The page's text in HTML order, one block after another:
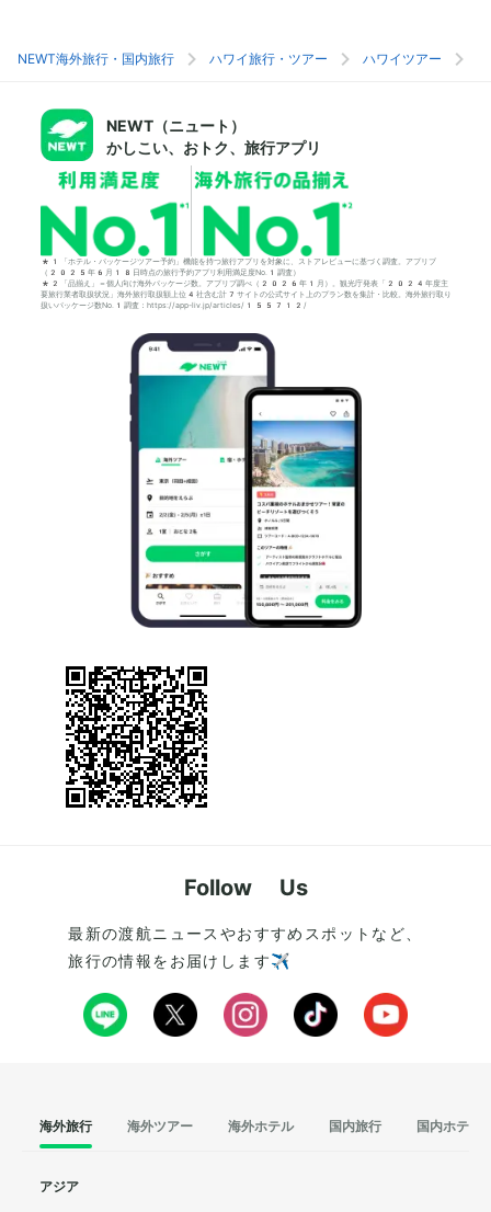
NEWT海外旅行・国内旅行 ハワイ旅行・ツアー ハワイツアー
NEWT（ニュート）
かしこい、おトク、旅行アプリ
*1「ホテル・パッケージツアー予約」機能を持つ旅行アプリを対象に、ストアレビューに基づく調査。アプリブ
（2025年6月18日時点の旅行予約アプリ利用満足度No.1調査）
*2「品揃え」＝個人向け海外パッケージ数。アプリブ調べ（2026年1月）。観光庁発表「2024年度主
要旅行業者取扱状況」海外旅行取扱額上位4社含む計7サイトの公式サイト上のプラン数を集計・比較。海外旅行取り
扱いパッケージ数No.1調査：https://app-liv.jp/articles/155712/
Follow Us
最新の渡航ニュースやおすすめスポットなど、
旅行の情報をお届けします✈️
海外旅行 海外ツアー 海外ホテル 国内旅行 国内ホテル
アジア